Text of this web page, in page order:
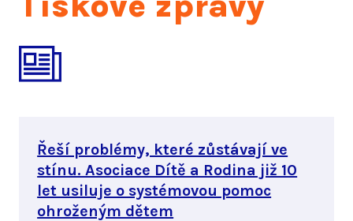
Řeší problémy, které zůstávají ve
stínu. Asociace Dítě a Rodina již 10
let usiluje o systémovou pomoc
ohroženým dětem